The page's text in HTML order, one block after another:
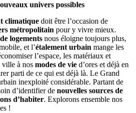
univers possibles
climatique doit être l’occasion de
métropolitain pour y vivre mieux.
logements nous éloigne toujours plus,
et l’étalement urbain mange les
l’espace, les matériaux et
ville à nos modes de vie d’ores et déjà en
parti de ce qui est déjà là. Le Grand
inexploité considérable. Partant de
d’identifier de nouvelles sources de
d’habiter. Explorons ensemble nos
!